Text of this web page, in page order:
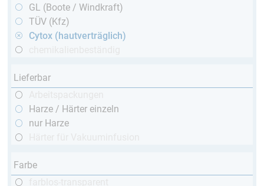
GL (Boote / Windkraft)
TÜV (Kfz)
Cytox (hautverträglich)
Lieferbar
Harze / Härter einzeln
nur Harze
Farbe